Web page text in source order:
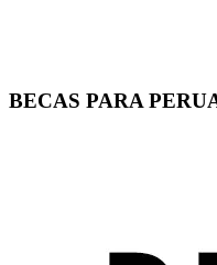
BECAS PARA